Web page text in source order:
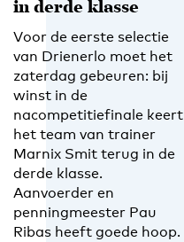
in derde klasse
Voor de eerste selectie
van Drienerlo moet het
zaterdag gebeuren: bij
winst in de
nacompetitiefinale keert
het team van trainer
Marnix Smit terug in de
derde klasse.
Aanvoerder en
penningmeester Pau
Ribas heeft goede hoop.